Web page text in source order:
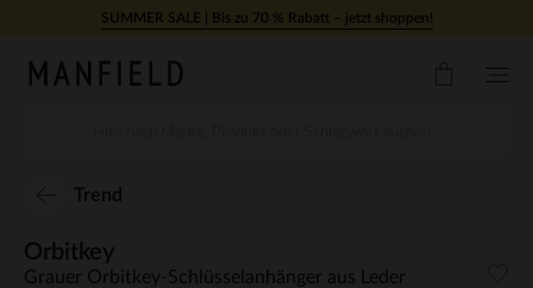
Zum Inhalt springenSUMMER SALE | Bis zu 70 % Rabatt – jetzt shoppen!
Trend
Orbitkey
Grauer Orbitkey-Schlüsselanhänger aus Leder